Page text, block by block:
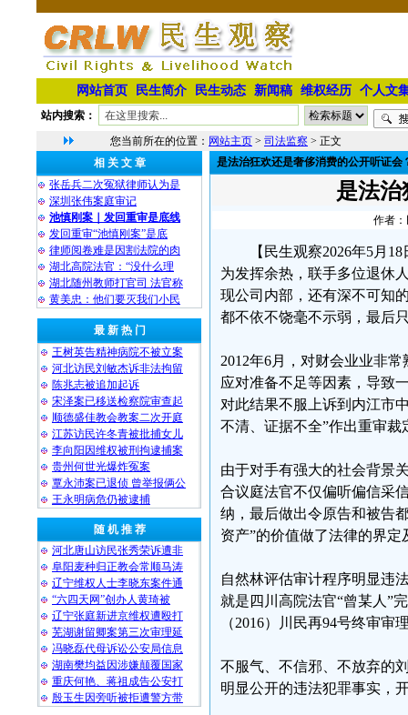
网站首页 民生简介 民生动态 新闻稿 维权经历 个人文
站内搜索：
您当前所在的位置： 网站主页 > 司法监察 > 正文
相 关 文 章
张岳兵二次冤狱律师认为是
深圳张伟案庭审记
池慎刚案｜发回重审是底线
发回重审“池慎刚案”是底
律师阅卷难是因割法院的肉
湖北高院法官：“没什么理
湖北随州教师打官司 法官称
黄美忠：他们要灭我们小民
最 新 热 门
王树英告精神病院不被立案
河北访民刘敏杰诉非法拘留
陈兆志被追加起诉
宋泽案已移送检察院审查起
顺德盛佳教会教案二次开庭
江苏访民许冬青被批捕女儿
李向阳因维权被刑拘逮捕案
贵州何世光爆炸冤案
覃永沛案已退侦 曾举报俩公
王永明病危仍被逮捕
随 机 推 荐
河北唐山访民张秀荣诉遭非
阜阳麦种归正教会常顺马涛
辽宁维权人士李晓东案件通
“六四天网”创办人黄琦被
辽宁张庭新进京维权遭殴打
芜湖谢留卿案第三次审理延
冯晓磊代母诉讼公安局信息
湖南樊均益因涉嫌颠覆国家
重庆何艳、蒋祖成告公安打
殷玉生因旁听被拒遭警方带
是法治狂欢还是奢侈消费的公开听证会
是法治
作者：
【民生观察2026年5月
为发挥余热，联手多位退休
现公司内部，还有深不可知
都不依不饶毫不示弱，最后
2012年6月，对财会业业非
应对准备不足等因素，导致
对此结果不服上诉到内江市
不清、证据不全”作出重审
由于对手有强大的社会背景
合议庭法官不仅偏听偏信采
纳，最后做出令原告和被告
资产”的价值做了法律的界定
自然林评估审计程序明显违
就是四川高院法官“曾某人”
（2016）川民再94号终审审
不服气、不信邪、不放弃的
明显公开的违法犯罪事实，